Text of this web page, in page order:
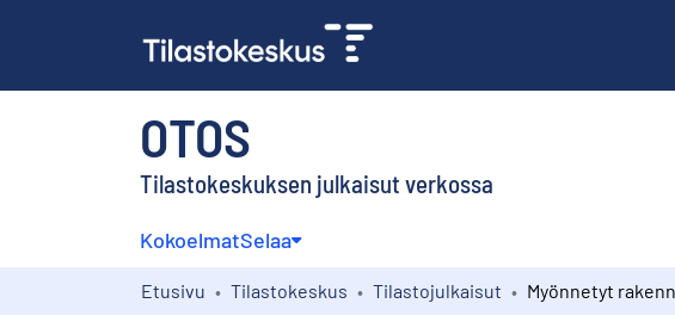
OTOS
Tilastokeskuksen julkaisut verkossa
KokoelmatSelaa
Etusivu Tilastokeskus Tilastojulkaisut